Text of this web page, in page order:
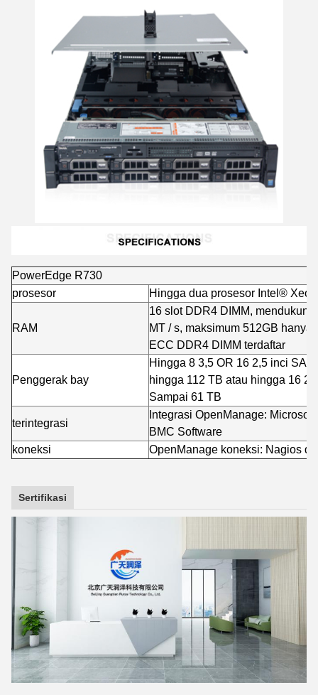
PowerEdge R730
prosesor
Hingga dua prosesor Intel®
RAM
16 slot DDR4 DIMM,
MT / s, maksimum 512GB hanya
ECC DDR4 DIMM terdaftar
Penggerak bay
Hingga 8 3,5 OR 16 2,5 inci
hingga 112 TB atau hingga 16
Sampai 61 TB
terintegrasi
Integrasi OpenManage:
BMC Software
koneksi
OpenManage koneksi: Nagios
Sertifikasi